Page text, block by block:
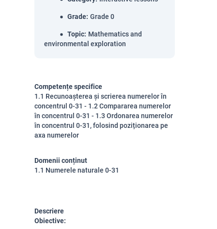
Grade: Grade 0
Topic: Mathematics and
environmental exploration
Competențe specifice
1.1 Recunoașterea și scrierea numerelor în
concentrul 0-31 - 1.2 Compararea numerelor
în concentrul 0-31 - 1.3 Ordonarea numerelor
în concentrul 0-31, folosind poziționarea pe
axa numerelor
Domenii conținut
1.1 Numerele naturale 0-31
Descriere
Obiective: